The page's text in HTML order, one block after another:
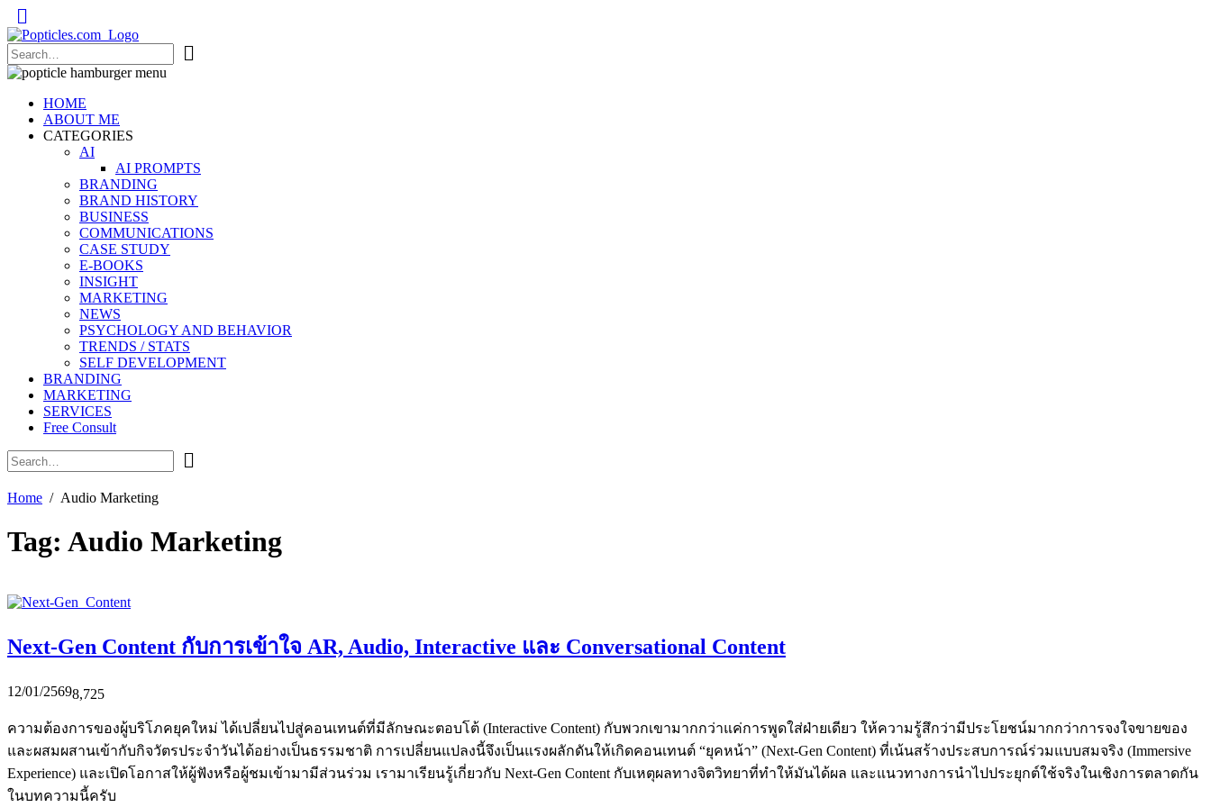
Popticles.com
HOME
ABOUT ME
CATEGORIES
AI
AI PROMPTS
BRANDING
BRAND HISTORY
BUSINESS
COMMUNICATIONS
CASE STUDY
E-BOOKS
INSIGHT
MARKETING
NEWS
PSYCHOLOGY AND BEHAVIOR
TRENDS / STATS
SELF DEVELOPMENT
BRANDING
MARKETING
SERVICES
Free Consult
Home Audio Marketing
Tag: Audio Marketing
Next-Gen Content กับการเข้าใจ AR, Audio, Interactive และ Conversational Content
12/01/25698,725
ความต้องการของผู้บริโภคยุคใหม่ ได้เปลี่ยนไปสู่คอนเทนต์ที่มีลักษณะตอบโต้ (Interactive Content) กับพวกเขามากกว่าแค่การพูดใส่ฝ่ายเดียว ให้ความรู้สึกว่ามีประโยชน์มากกว่าการจงใจขายของ
และผสมผสานเข้ากับกิจวัตรประจำวันได้อย่างเป็นธรรมชาติ การเปลี่ยนแปลงนี้จึงเป็นแรงผลักดันให้เกิดคอนเทนต์ “ยุคหน้า” (Next-Gen Content) ที่เน้นสร้างประสบการณ์ร่วมแบบสมจริง (Immersive
Experience) และเปิดโอกาสให้ผู้ฟังหรือผู้ชมเข้ามามีส่วนร่วม เรามาเรียนรู้เกี่ยวกับ Next-Gen Content กับเหตุผลทางจิตวิทยาที่ทำให้มันได้ผล และแนวทางการนำไปประยุกต์ใช้จริงในเชิงการตลาดกัน
ในบทความนี้ครับ